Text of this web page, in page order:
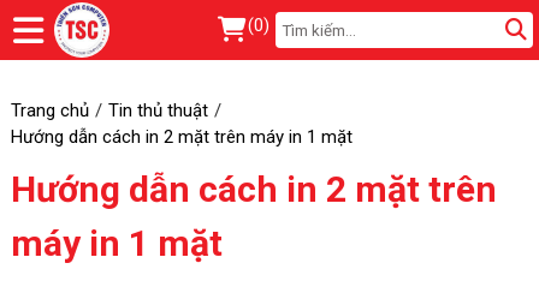
(0)
Trang chủ
Tin thủ thuật
Hướng dẫn cách in 2 mặt trên máy in 1 mặt
Hướng dẫn cách in 2 mặt trên
máy in 1 mặt